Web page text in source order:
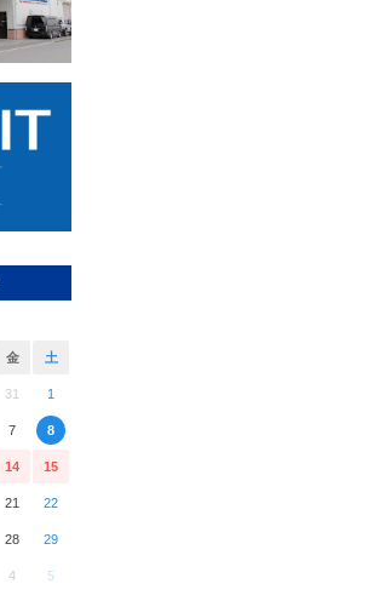
金 土
31 1
7 8
14 15
21 22
28 29
4 5